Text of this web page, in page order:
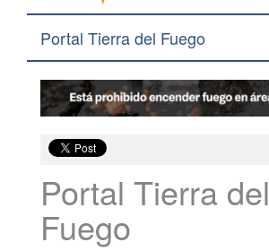
Portal Tierra del Fuego
Portal Tierra del
Fuego